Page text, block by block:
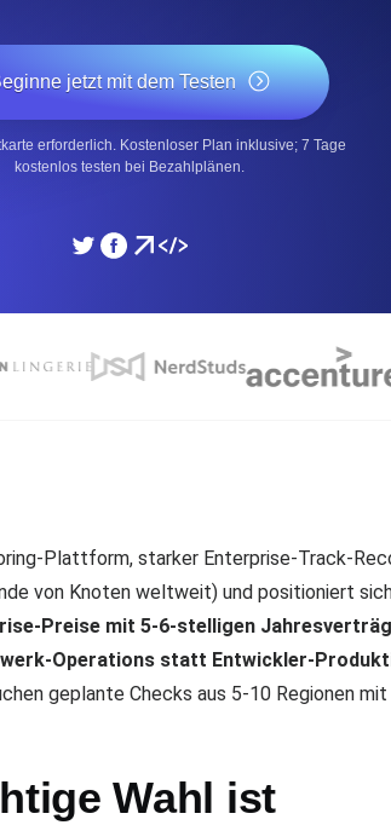
Automatische SSL-
Kostenlos starten.
jetzt mit dem Testen
erforderlich. Kostenloser Plan inklusive; 7 Tage
kostenlos testen bei Bezahlplänen.
Plattform, starker Enterprise-Track-
von Knoten weltweit) und positioniert
Preise mit 5-6-stelligen
Operations statt Entwickler-
geplante Checks aus 5-10 Regionen mit
Wahl ist